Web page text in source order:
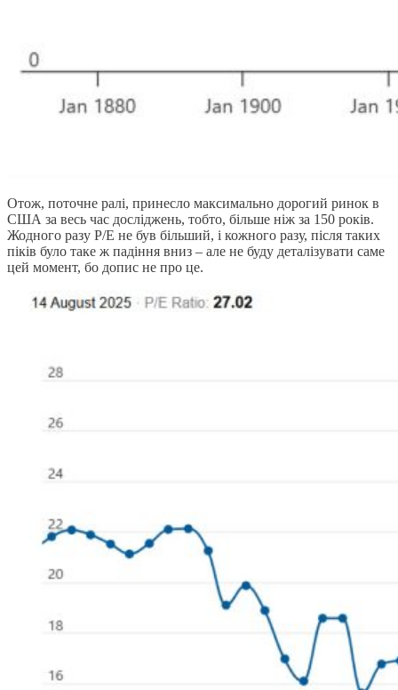
Отож, поточне ралі, принесло максимально дорогий ринок в
США за весь час досліджень, тобто, більше ніж за 150 років.
Жодного разу P/E не був більший, і кожного разу, після таких
піків було таке ж падіння вниз – але не буду деталізувати саме
цей момент, бо допис не про це.